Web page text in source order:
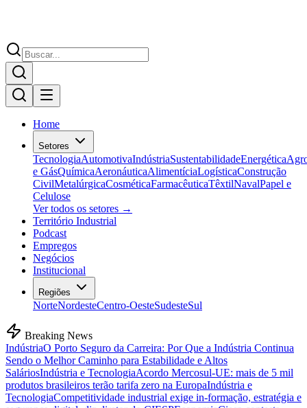
Home
Setores
TecnologiaAutomotivaIndústriaSustentabilidadeEnergética
e GásQuímicaAeronáuticaAlimentíciaLogísticaConstrução
CivilMetalúrgicaCosméticaFarmacêuticaTêxtilNavalPapel e
Celulose
Ver todos os setores →
Território Industrial
Podcast
Empregos
Negócios
Institucional
Regiões
NorteNordesteCentro-OesteSudesteSul
Breaking News
IndústriaO Porto Seguro da Carreira: Por Que a Indústria Continua
Sendo o Melhor Caminho para Estabilidade e Altos
SaláriosIndústria e TecnologiaAcordo Mercosul-UE: mais de 5 mil
produtos brasileiros terão tarifa zero na EuropaIndústria e
TecnologiaCompetitividade industrial exige in-formação, estratégia e